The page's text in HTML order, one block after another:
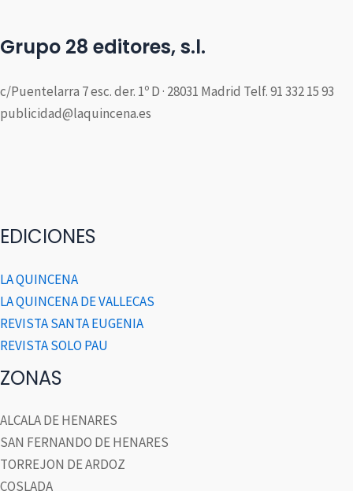
Grupo 28 editores, s.l.
c/Puentelarra 7 esc. der. 1º D · 28031 Madrid Telf. 91 332 15 93
publicidad@laquincena.es
EDICIONES
LA QUINCENA
LA QUINCENA DE VALLECAS
REVISTA SANTA EUGENIA
REVISTA SOLO PAU
ZONAS
ALCALA DE HENARES
SAN FERNANDO DE HENARES
TORREJON DE ARDOZ
COSLADA